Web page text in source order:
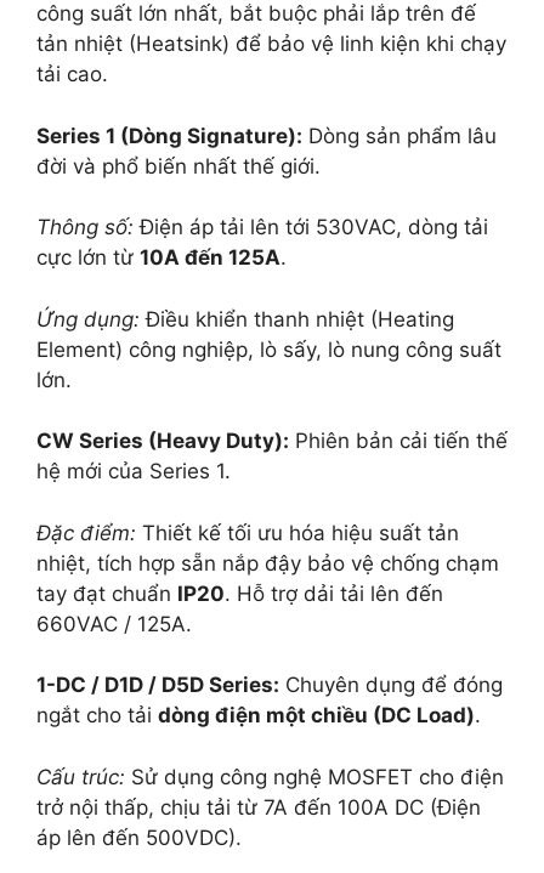
công suất lớn nhất, bắt buộc phải lắp trên đế
tản nhiệt (Heatsink) để bảo vệ linh kiện khi chạy
tải cao.
Series 1 (Dòng Signature): Dòng sản phẩm lâu
đời và phổ biến nhất thế giới.
Thông số: Điện áp tải lên tới 530VAC, dòng tải
cực lớn từ 10A đến 125A.
Ứng dụng: Điều khiển thanh nhiệt (Heating
Element) công nghiệp, lò sấy, lò nung công suất
lớn.
CW Series (Heavy Duty): Phiên bản cải tiến thế
hệ mới của Series 1.
Đặc điểm: Thiết kế tối ưu hóa hiệu suất tản
nhiệt, tích hợp sẵn nắp đậy bảo vệ chống chạm
tay đạt chuẩn IP20. Hỗ trợ dải tải lên đến
660VAC / 125A.
1-DC / D1D / D5D Series: Chuyên dụng để đóng
ngắt cho tải dòng điện một chiều (DC Load).
Cấu trúc: Sử dụng công nghệ MOSFET cho điện
trở nội thấp, chịu tải từ 7A đến 100A DC (Điện
áp lên đến 500VDC).